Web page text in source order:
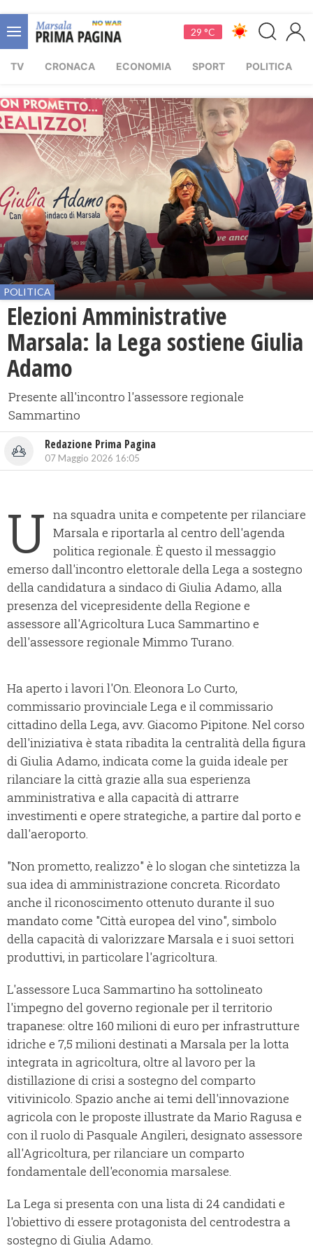
29 °C
TV CRONACA ECONOMIA SPORT POLITICA
POLITICA
Elezioni Amministrative
Marsala: la Lega sostiene Giulia
Adamo
Presente all'incontro l'assessore regionale
Sammartino
Redazione Prima Pagina
07 Maggio 2026 16:05
U na squadra unita e competente per rilanciare
Marsala e riportarla al centro dell'agenda
politica regionale. È questo il messaggio
emerso dall'incontro elettorale della Lega a sostegno
della candidatura a sindaco di Giulia Adamo, alla
presenza del vicepresidente della Regione e
assessore all'Agricoltura Luca Sammartino e
dell'assessore regionale Mimmo Turano.
Ha aperto i lavori l'On. Eleonora Lo Curto,
commissario provinciale Lega e il commissario
cittadino della Lega, avv. Giacomo Pipitone. Nel corso
dell'iniziativa è stata ribadita la centralità della figura
di Giulia Adamo, indicata come la guida ideale per
rilanciare la città grazie alla sua esperienza
amministrativa e alla capacità di attrarre
investimenti e opere strategiche, a partire dal porto e
dall'aeroporto.
"Non prometto, realizzo" è lo slogan che sintetizza la
sua idea di amministrazione concreta. Ricordato
anche il riconoscimento ottenuto durante il suo
mandato come "Città europea del vino", simbolo
della capacità di valorizzare Marsala e i suoi settori
produttivi, in particolare l'agricoltura.
L'assessore Luca Sammartino ha sottolineato
l'impegno del governo regionale per il territorio
trapanese: oltre 160 milioni di euro per infrastrutture
idriche e 7,5 milioni destinati a Marsala per la lotta
integrata in agricoltura, oltre al lavoro per la
distillazione di crisi a sostegno del comparto
vitivinicolo. Spazio anche ai temi dell'innovazione
agricola con le proposte illustrate da Mario Ragusa e
con il ruolo di Pasquale Angileri, designato assessore
all'Agricoltura, per rilanciare un comparto
fondamentale dell'economia marsalese.
La Lega si presenta con una lista di 24 candidati e
l'obiettivo di essere protagonista del centrodestra a
sostegno di Giulia Adamo.